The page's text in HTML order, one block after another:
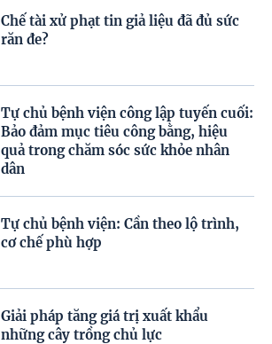
Chế tài xử phạt tin giả liệu đã đủ sức
răn đe?
Tự chủ bệnh viện công lập tuyến cuối:
Bảo đảm mục tiêu công bằng, hiệu
quả trong chăm sóc sức khỏe nhân
dân
Tự chủ bệnh viện: Cần theo lộ trình,
cơ chế phù hợp
Giải pháp tăng giá trị xuất khẩu
những cây trồng chủ lực